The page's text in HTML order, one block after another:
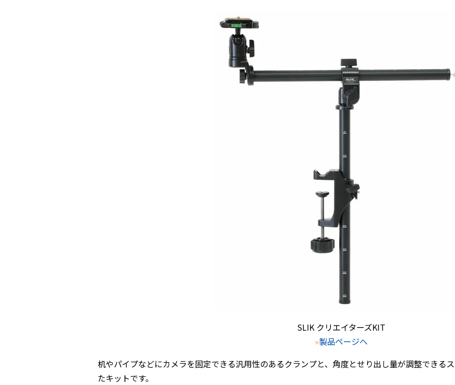
SLIK クリエイターズKIT
»製品ページへ
机やパイプなどにカメラを固定できる汎用性のあるクランプと、角度とせり出し量が調整できる
たキットです。